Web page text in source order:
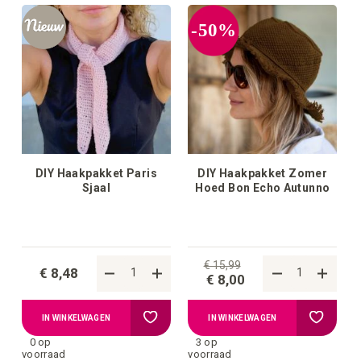
DIY Haakpakket Paris
Sjaal
€ 8,48
0 op
voorraad
IN WINKELWAGEN Voeg
-50%
DIY Haakpakket Zomer
Hoed Bon Echo Autunno
€ 15,99
€ 8,00
3 op
voorraad
IN WINKELWAGEN Voeg